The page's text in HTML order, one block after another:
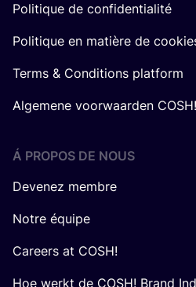
Politique de confidentialité
Politique en matière de
Terms & Conditions platform
Algemene voorwaarden
Á PROPOS DE NOUS
Devenez membre
Notre équipe
Careers at COSH!
Hoe werkt de COSH! Brand